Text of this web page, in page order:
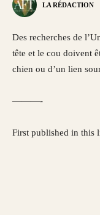
LA RÉDACTION
Des recherches de
tête et le cou doivent
chien ou d’un lien
———-
First published in this